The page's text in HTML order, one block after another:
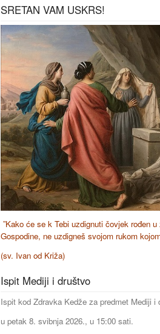
SRETAN VAM USKRS!
”Kako će se k Tebi uzdignuti čovjek rođen
Gospodine, ne uzdigneš svojom rukom
(sv. Ivan od Križa)
Ispit Mediji i društvo
Ispit kod Zdravka Kedže za predmet Mediji i
u petak 8. svibnja 2026., u 15:00 sati.